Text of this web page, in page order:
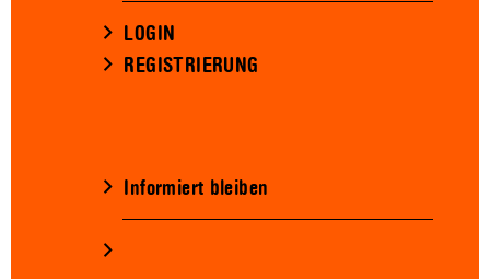
LOGIN
REGISTRIERUNG
Informiert bleiben